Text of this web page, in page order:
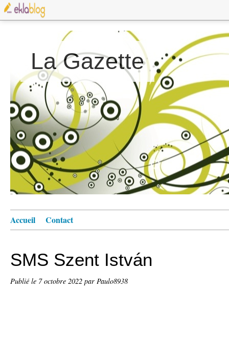
La Gazette
Accueil Contact
SMS Szent István
Publié le 7 octobre 2022 par Paulo8938